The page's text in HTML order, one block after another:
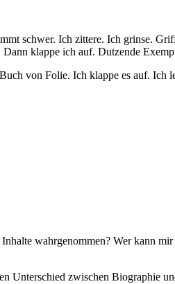
schwer. Ich zittere. Ich grinse.
klappe ich auf. Dutzende
von Folie. Ich klappe es auf.
wahrgenommen? Wer kann
zwischen Biographie